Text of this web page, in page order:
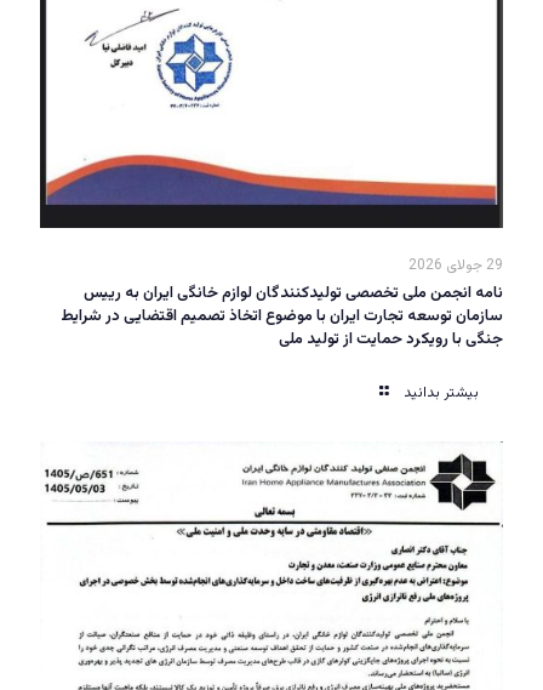
29 جولای 2026
نامه انجمن ملی تخصصی تولیدکنندگان لوازم خانگی ایران به رییس
سازمان توسعه تجارت ایران با موضوع اتخاذ تصمیم اقتضایی در شرایط
جنگی با رویکرد حمایت از تولید ملی
بیشتر بدانید